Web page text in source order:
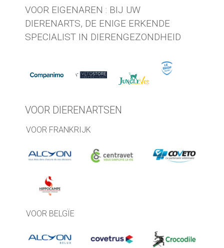
VOOR EIGENAREN : BIJ UW
DIERENARTS, DE ENIGE ERKENDE
SPECIALIST IN DIERENGEZONDHEID
VOOR DIERENARTSEN
VOOR FRANKRIJK
VOOR BELGÏE